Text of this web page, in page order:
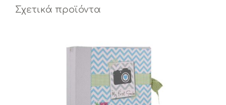
Σχετικά προϊόντα